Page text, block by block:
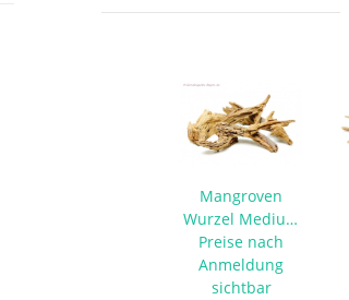
Mangroven
Wurzel Medium
- ohne Auswahl
Preise nach
Anmeldung
sichtbar